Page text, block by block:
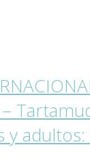
–
adultos: